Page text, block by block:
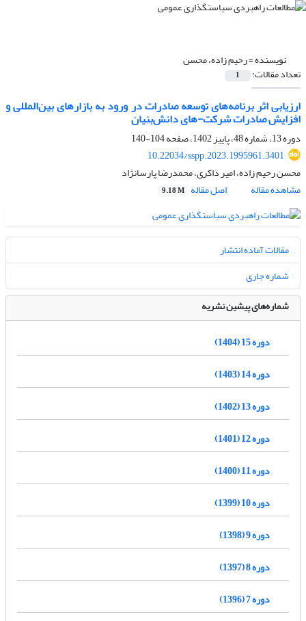
نویسنده =رحیم زاده، محسن
تعداد مقالات: 1
ارزیابی اثر برنامه‌های توسعه صادرات در ورود به بازارهای بین‌المللی و
افزایش صادرات شرکت-های دانش‌بنیان
دوره 13، شماره 48، پاییز 1402، صفحه
104-140
10.22034/sspp.2023.1995961.3401
محسن رحیم زاده، امیر ذاکری، محمدرضا پارسانژاد
مشاهده مقاله
اصل مقاله 9.18 M
مقالات آماده انتشار
شماره جاری
شماره‌های پیشین نشریه
دوره 15 (1404)
دوره 14 (1403)
دوره 13 (1402)
دوره 12 (1401)
دوره 11 (1400)
دوره 10 (1399)
دوره 9 (1398)
دوره 8 (1397)
دوره 7 (1396)